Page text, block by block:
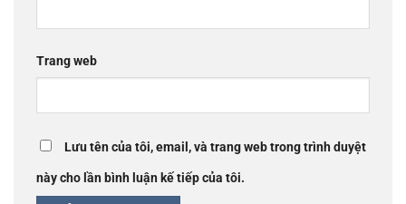
Trang web
Lưu tên của tôi, email, và trang web trong trình duyệt
này cho lần bình luận kế tiếp của tôi.